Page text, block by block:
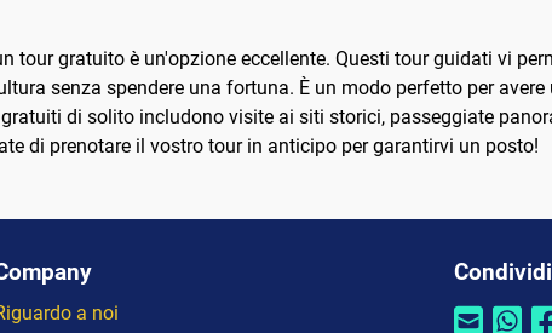
tour gratuito è un'opzione eccellente. Questi tour guidati vi
senza spendere una fortuna. È un modo perfetto per
di solito includono visite ai siti storici, passeggiate
di prenotare il vostro tour in anticipo per garantirvi un posto!
a noi